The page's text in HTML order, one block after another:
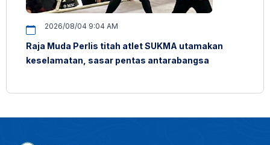
2026/08/04 9:04 AM
Raja Muda Perlis titah atlet SUKMA utamakan
keselamatan, sasar pentas antarabangsa